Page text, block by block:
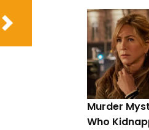
Murder
Who